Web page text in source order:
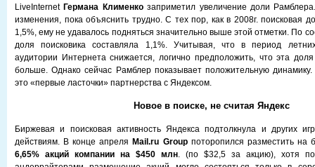
LiveInternet Германа Клименкозаприметил увеличение доли
изменения, пока объяснить трудно. С тех пор, как в 2008г. поисковая
1,5%, ему не удавалось подняться значительно выше этой отметки. По
доля поисковика составляла 1,1%. Учитывая, что в период летних
аудитории Интернета снижается, логично предположить, что эта
больше. Однако сейчас Рамблер показывает положительную
это «первые ласточки» партнерства с Яндексом.
Новое в поиске, не считая Яндекс
Биржевая и поисковая активность Яндекса подтолкнула и других
действиям. В конце апреля Mail.ru Group поторопился разместить на
6,65% акций компании на $450 млн. (по $32,5 за акцию), хотя по